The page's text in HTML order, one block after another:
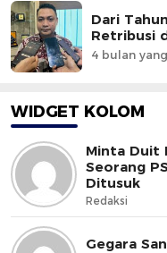
Dari
Retribusi
4 bulan
WIDGET KOLOM
Minta Duit
Seorang
Ditusuk
Redaksi
Gegara